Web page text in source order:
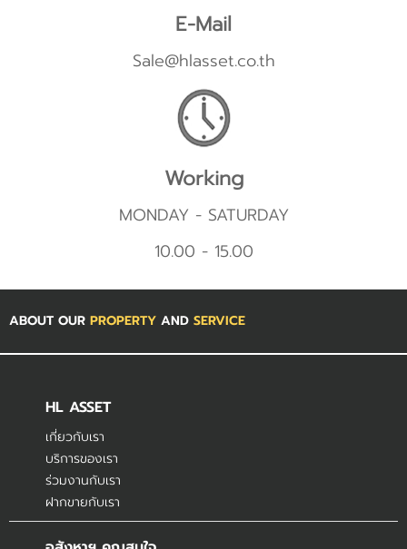
E-Mail
Sale@hlasset.co.th
Working
MONDAY - SATURDAY
10.00 - 15.00
ABOUT OUR PROPERTY AND SERVICE
HL ASSET
เกี่ยวกับเรา
บริการของเรา
ร่วมงานกับเรา
ฝากขายกับเรา